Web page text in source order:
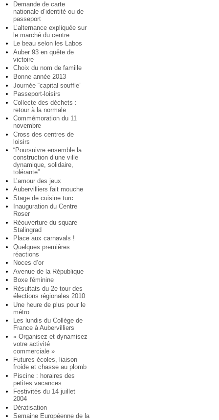
Demande de carte
nationale d’identité ou de
passeport
L’alternance expliquée sur
le marché du centre
Le beau selon les Labos
Auber 93 en quête de
victoire
Choix du nom de famille
Bonne année 2013
Journée “capital souffle”
Passeport-loisirs
Collecte des déchets :
retour à la normale
Commémoration du 11
novembre
Cross des centres de
loisirs
“Poursuivre ensemble la
construction d’une ville
dynamique, solidaire,
tolérante”
L’amour des jeux
Aubervilliers fait mouche
Stage de cuisine turc
Inauguration du Centre
Roser
Réouverture du square
Stalingrad
Place aux carnavals !
Quelques premières
réactions
Noces d’or
Avenue de la République
Boxe féminine
Résultats du 2e tour des
élections régionales 2010
Une heure de plus pour le
métro
Les lundis du Collège de
France à Aubervilliers
« Organisez et dynamisez
votre activité
commerciale »
Futures écoles, liaison
froide et chasse au plomb
Piscine : horaires des
petites vacances
Festivités du 14 juillet
2004
Dératisation
Semaine Européenne de la